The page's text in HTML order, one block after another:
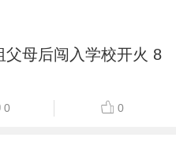
父母后闯入学校开火 8
0 0